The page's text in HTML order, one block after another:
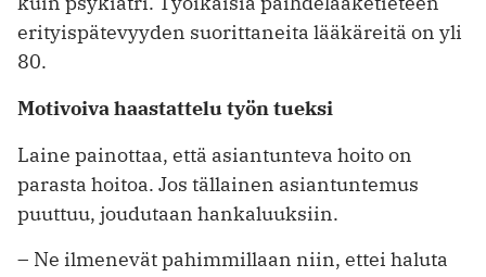
erityispätevyyden suorittaneita lääkäreitä on yli
80.
Motivoiva haastattelu työn tueksi
Laine painottaa, että asiantunteva hoito on
parasta hoitoa. Jos tällainen asiantuntemus
puuttuu, joudutaan hankaluuksiin.
– Ne ilmenevät pahimmillaan niin, ettei haluta